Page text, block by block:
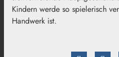
Kindern werde so spielerisch
Handwerk ist.